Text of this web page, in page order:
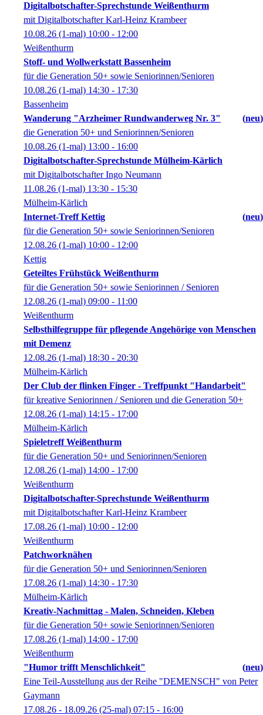
Digitalbotschafter-Sprechstunde Weißenthurm
mit Digitalbotschafter Karl-Heinz Krambeer
10.08.26 (1-mal) 10:00 - 12:00
Weißenthurm
Stoff- und Wollwerkstatt Bassenheim
für die Generation 50+ sowie Seniorinnen/Senioren
10.08.26 (1-mal) 14:30 - 17:30
Bassenheim
Wanderung "Arzheimer Rundwanderweg Nr. 3"
neu
die Generation 50+ und Seniorinnen/Senioren
10.08.26 (1-mal) 13:00 - 16:00
Digitalbotschafter-Sprechstunde Mülheim-Kärlich
mit Digitalbotschafter Ingo Neumann
11.08.26 (1-mal) 13:30 - 15:30
Mülheim-Kärlich
Internet-Treff Kettig
neu
für die Generation 50+ sowie Seniorinnen/Senioren
12.08.26 (1-mal) 10:00 - 12:00
Kettig
Geteiltes Frühstück Weißenthurm
für die Generation 50+ sowie Seniorinnen / Senioren
12.08.26 (1-mal) 09:00 - 11:00
Weißenthurm
Selbsthilfegruppe für pflegende Angehörige von Menschen
mit Demenz
12.08.26 (1-mal) 18:30 - 20:30
Mülheim-Kärlich
Der Club der flinken Finger - Treffpunkt "Handarbeit"
für kreative Seniorinnen / Senioren und die Generation 50+
12.08.26 (1-mal) 14:15 - 17:00
Mülheim-Kärlich
Spieletreff Weißenthurm
für die Generation 50+ und Seniorinnen/Senioren
12.08.26 (1-mal) 14:00 - 17:00
Weißenthurm
Digitalbotschafter-Sprechstunde Weißenthurm
mit Digitalbotschafter Karl-Heinz Krambeer
17.08.26 (1-mal) 10:00 - 12:00
Weißenthurm
Patchworknähen
für die Generation 50+ und Seniorinnen/Senioren
17.08.26 (1-mal) 14:30 - 17:30
Mülheim-Kärlich
Kreativ-Nachmittag - Malen, Schneiden, Kleben
für die Generation 50+ sowie Seniorinnen/Senioren
17.08.26 (1-mal) 14:00 - 17:00
Weißenthurm
"Humor trifft Menschlichkeit"
neu
Eine Teil-Ausstellung aus der Reihe "DEMENSCH" von Peter
Gaymann
17.08.26 - 18.09.26 (25-mal) 07:15 - 16:00